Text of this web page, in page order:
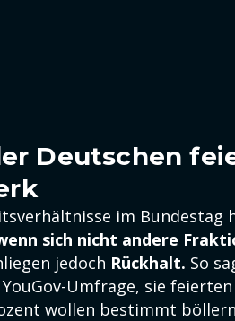
Deutschen
im
sich nicht andere
jedoch Rückhalt. So
Umfrage, sie feierten
wollen bestimmt